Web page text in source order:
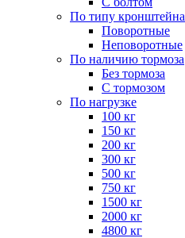
По типу кронштейна
Поворотные
Неповоротные
По наличию тормоза
Без тормоза
С тормозом
По нагрузке
100 кг
150 кг
200 кг
300 кг
500 кг
750 кг
1500 кг
2000 кг
4800 кг